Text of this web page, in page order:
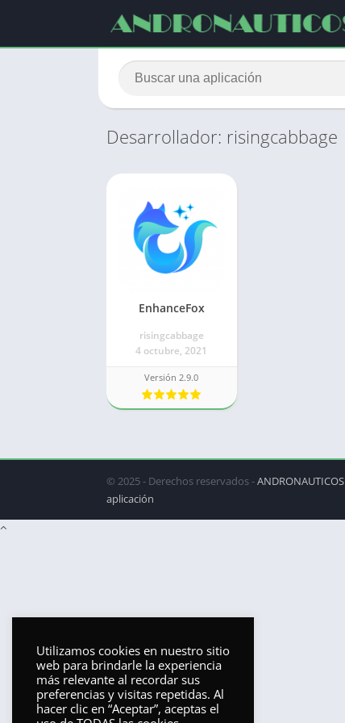
Desarrollador: risingcabbage
EnhanceFox
risingcabbage
4 octubre, 2021
Versión 2.9.0
© 2025 - Derechos reservados -ANDRONAUTICOS
aplicación
Utilizamos cookies en nuestro sitio
web para brindarle la experiencia
más relevante al recordar sus
preferencias y visitas repetidas. Al
hacer clic en “Aceptar”, aceptas el